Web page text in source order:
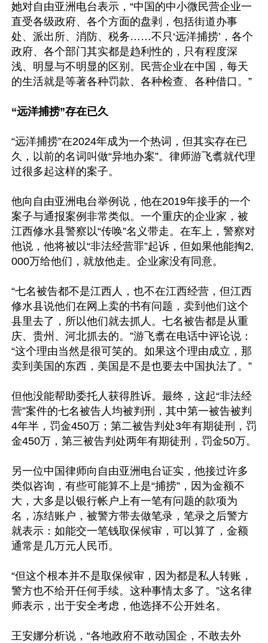
她对自由亚洲电台表示，“中国的中小微民营企业一
直受各级政府、各个方面的盘剥，包括街道办事
处、派出所、消防、税务……不只‘远洋捕捞’，各个
政府、各个部门其实都是趋利性的，只有程度深
浅、明显与不明显的区别。民营企业在中国，每天
的生活就是等著各种罚款、各种检查、各种借口。”
“远洋捕捞”存在已久
“远洋捕捞”在2024年成为一个热词，但其实存在已
久，以前的名词叫做“异地办案”。律师游飞翥就代理
过很多起这样的案子。
他向自由亚洲电台举例说，他在2019年接手的一个
案子与通报案例非常类似。一个重庆的企业家，被
江西修水县警察以“传唤”名义带走。在车上，警察对
他说，他将被以“非法经营罪”起诉，但如果他能掏2,
000万给他们，就放他走。企业家没有同意。
“七名被告都不是江西人，也不在江西经营，但江西
修水县说他们在网上卖的书有问题，卖到他们这个
县里去了，所以他们就去抓人。七名被告都是从重
庆、贵州、河北抓去的。”游飞翥在电话中评论说：
“这个理由当然是很可笑的。如果这个理由成立，那
卖到美国的东西，美国是不是也要去中国执法了。”
但他没能帮助委托人获得胜诉。最终，这起“非法经
营”案件的七名被告人均被判刑，其中第一被告被判
4年半，罚金450万；第二被告判处3年有期徒刑，罚
金450万，第三被告判处两年有期徒刑，罚金50万。
另一位中国律师向自由亚洲电台证实，他接过许多
类似咨询，有些可能算不上是“捕捞”，因为金额不
大，大多是以银行帐户上有一笔有问题的款项为
名，冻结账户，被警方带去做笔录，笔录之后警方
就表示：如能交一笔钱取保候审，可以算了，金额
通常是几万元人民币。
“但这个根本并不是取保候审，因为都是私人转账，
警方也不给开任何手续。这种事情太多了。”这名律
师表示，出于安全考虑，他选择不公开姓名。
王安娜分析说，“各地政府不敢动国企，不敢去外